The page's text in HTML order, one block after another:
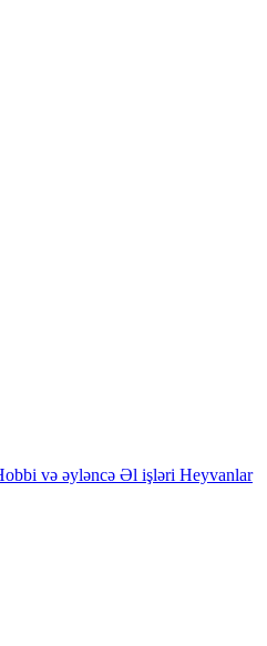
və əyləncə Əl işləri Heyvanlar